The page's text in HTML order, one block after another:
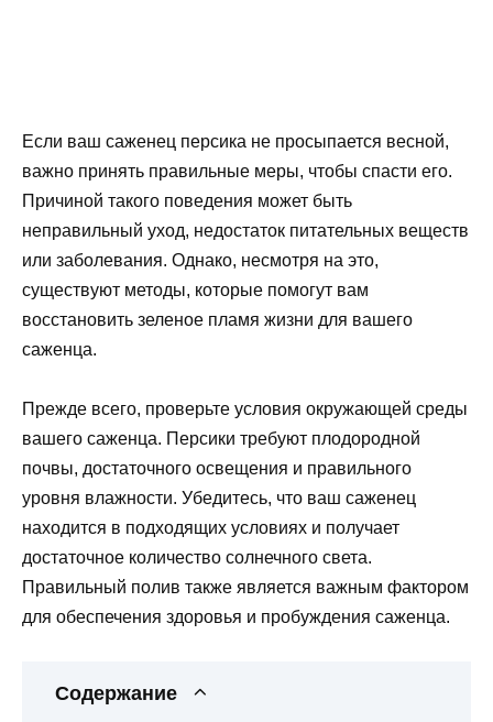
Если ваш саженец персика не просыпается весной,
важно принять правильные меры, чтобы спасти его.
Причиной такого поведения может быть
неправильный уход, недостаток питательных веществ
или заболевания. Однако, несмотря на это,
существуют методы, которые помогут вам
восстановить зеленое пламя жизни для вашего
саженца.
Прежде всего, проверьте условия окружающей среды
вашего саженца. Персики требуют плодородной
почвы, достаточного освещения и правильного
уровня влажности. Убедитесь, что ваш саженец
находится в подходящих условиях и получает
достаточное количество солнечного света.
Правильный полив также является важным фактором
для обеспечения здоровья и пробуждения саженца.
Содержание